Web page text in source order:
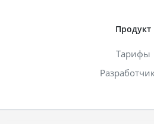
Продукт
Тарифы